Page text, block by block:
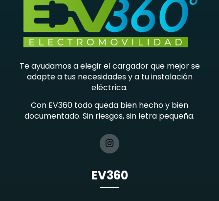
Te ayudamos a elegir el cargador que mejor se
adapte a tus necesidades y a tu instalación
eléctrica.
Con EV360 todo queda bien hecho y bien
documentado. Sin riesgos, sin letra pequeña.
EV360